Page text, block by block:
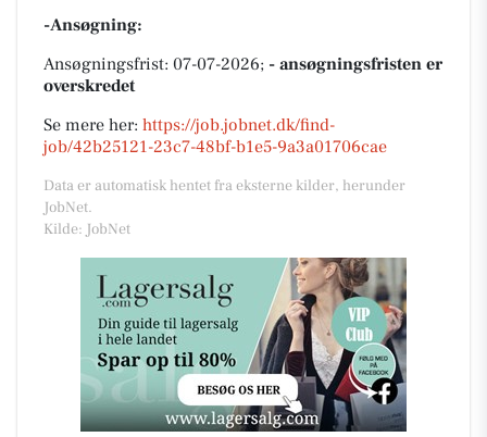
-Ansøgning:
Ansøgningsfrist: 07-07-2026; - ansøgningsfristen er
overskredet
Se mere her: https://job.jobnet.dk/find-
job/42b25121-23c7-48bf-b1e5-9a3a01706cae
Data er automatisk hentet fra eksterne kilder, herunder
JobNet.
Kilde: JobNet